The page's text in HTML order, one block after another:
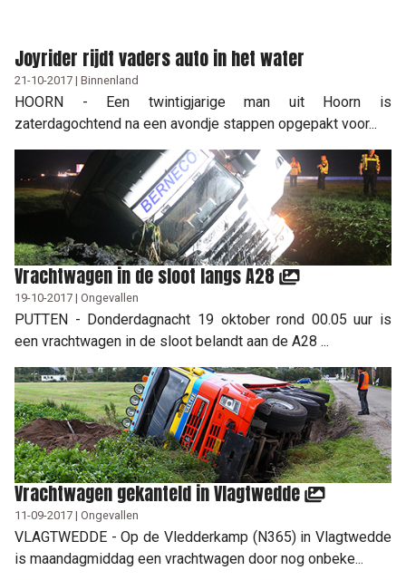
Joyrider rijdt vaders auto in het water
21-10-2017 | Binnenland
HOORN - Een twintigjarige man uit Hoorn is
zaterdagochtend na een avondje stappen opgepakt voor...
Vrachtwagen in de sloot langs A28
19-10-2017 | Ongevallen
PUTTEN - Donderdagnacht 19 oktober rond 00.05 uur is
een vrachtwagen in de sloot belandt aan de A28 ...
Vrachtwagen gekanteld in Vlagtwedde
11-09-2017 | Ongevallen
VLAGTWEDDE - Op de Vledderkamp (N365) in Vlagtwedde
is maandagmiddag een vrachtwagen door nog onbeke...